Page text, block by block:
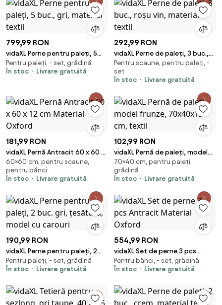
799,99 RON
vidaXL Perne pentru paleți, 5
buc., gri, material textil
Pentru paleți, - set, grădină
În stoc
Livrare gratuită
292,99 RON
vidaXL Perne de paleți, 3 buc.,
roșu vin, material textil
Pentru scaune, pentru paleți, -
set
În stoc
Livrare gratuită
181,99 RON
vidaXL Pernă Antracit 60 x 60 x
12 cm Material Oxford
60×60 cm, pentru scaune,
pentru bănci
În stoc
Livrare gratuită
102,99 RON
vidaXL Pernă de paleți, model
frunze, 70x40x12 cm, textil
70×40 cm, pentru paleți,
grădină
În stoc
Livrare gratuită
190,99 RON
vidaXL Perne pentru paleți, 2
buc. gri, țesătură, model cu
carouri
Pentru paleți, - set, grădină
În stoc
Livrare gratuită
554,99 RON
vidaXL Set de perne 3 pcs
Antracit Material Oxford
Pentru bănci, - set, grădină
În stoc
Livrare gratuită